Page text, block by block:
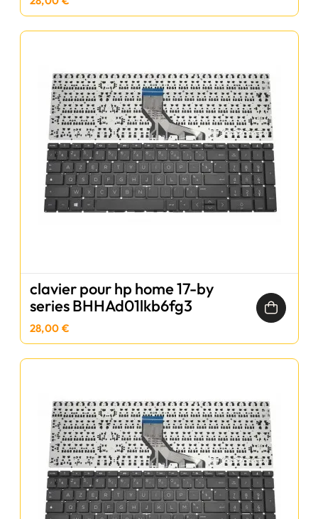
clavier pour hp home 17-by
series BHHAd01lkb6fg3
28,00 €